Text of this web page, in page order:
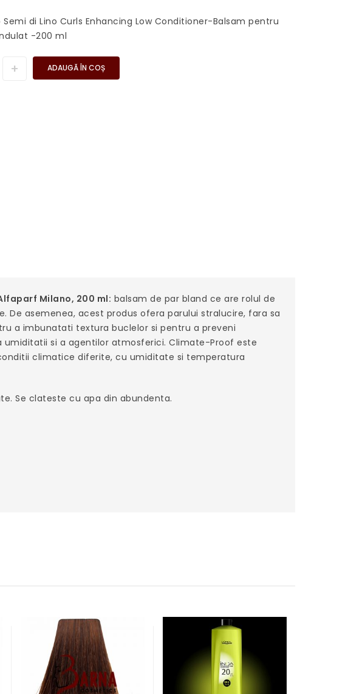
di Lino Curls Enhancing Low Conditioner-Balsam pentru
-200 ml
ADAUGĂ ÎN COȘ
Milano, 200 ml: balsam de par bland ce are rolul de
De asemenea, acest produs ofera parului stralucire, fara sa
a imbunatati textura buclelor si pentru a preveni
si a agentilor atmosferici. Climate-Proof este
climatice diferite, cu umiditate si temperatura
Se clateste cu apa din abundenta.